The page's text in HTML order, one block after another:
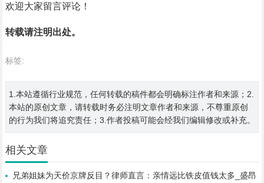
欢迎大家留言评论！
转载请注明出处。
标签:
1.本站遵循行业规范，任何转载的稿件都会明确标注作者和来源；2.
本站的原创文章，请转载时务必注明文章作者和来源，不尊重原创
的行为我们将追究责任；3.作者投稿可能会经我们编辑修改或补充。
相关文章
兄弟姐妹为天价京牌反目？律师直言：亲情远比铁皮值钱太多_盛昂